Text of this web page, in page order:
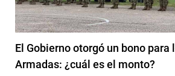
El Gobierno otorgó un bono para
Armadas: ¿cuál es el monto?